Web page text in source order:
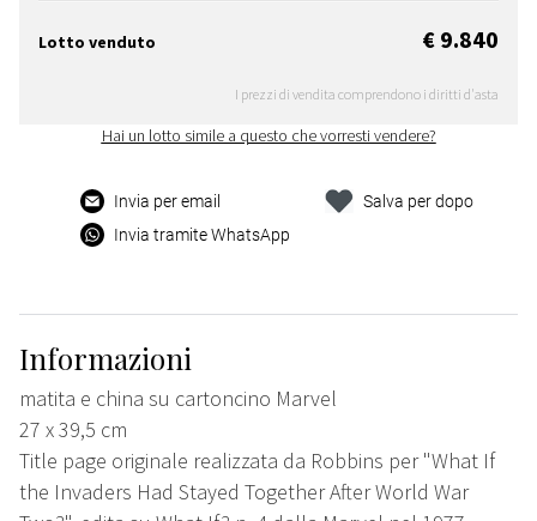
Lotto venduto € 9.840
I prezzi di vendita comprendono i diritti d'asta
Hai un lotto simile a questo che vorresti vendere?
Invia per email
Invia tramite WhatsApp
Salva per dopo
Informazioni
matita e china su cartoncino Marvel
27 x 39,5 cm
Title page originale realizzata da Robbins per "What If
the Invaders Had Stayed Together After World War